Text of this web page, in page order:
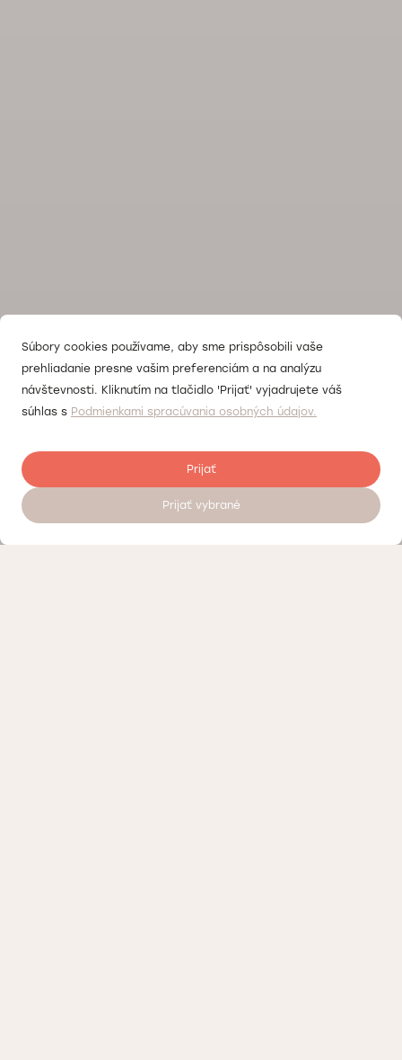
Súbory cookies používame, aby sme prispôsobili vaše
prehliadanie presne vašim preferenciám a na analýzu
návštevnosti. Kliknutím na tlačidlo 'Prijať' vyjadrujete váš
súhlas s Podmienkami spracúvania osobných údajov.
Prijať
Prijať vybrané
Objednať sa na vyšetrenie 24/7